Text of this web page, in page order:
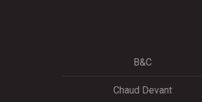
B&C
Chaud Devant